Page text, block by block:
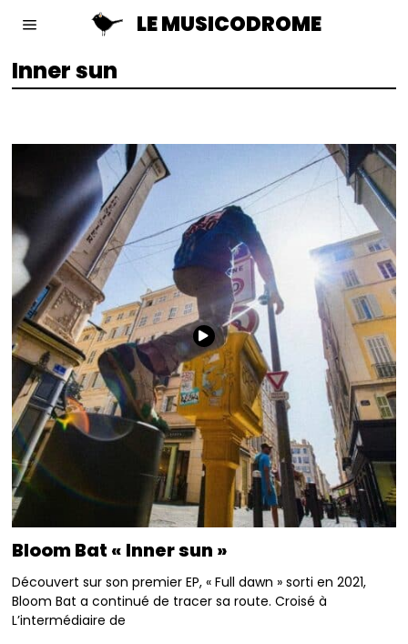
LE MUSICODROME
Inner sun
Bloom Bat « Inner sun »
Découvert sur son premier EP, « Full dawn » sorti en 2021,
Bloom Bat a continué de tracer sa route. Croisé à
L’intermédiaire de